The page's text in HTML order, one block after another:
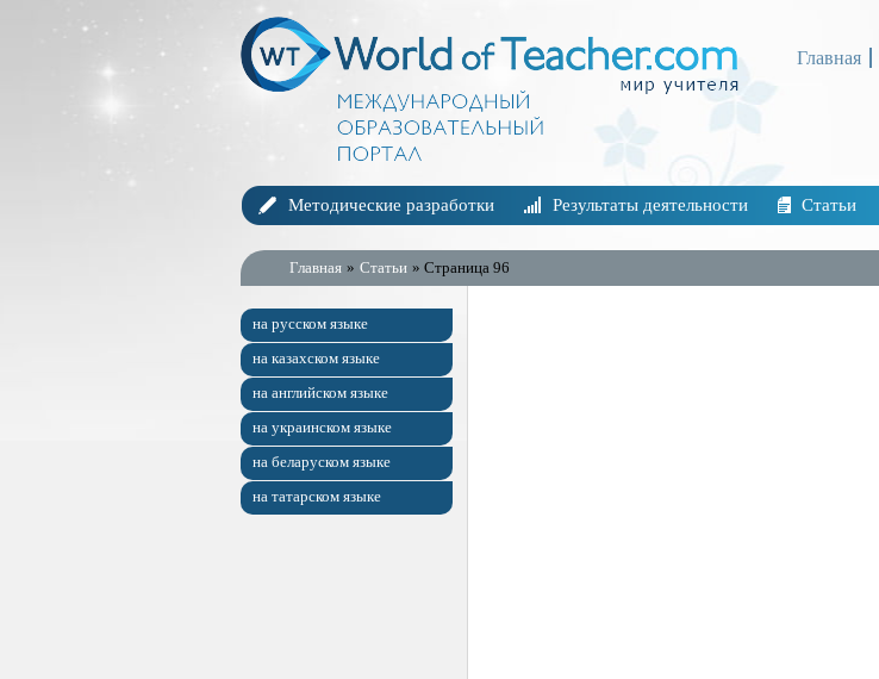
Главная
Методические разработки Результаты деятельности Статьи
Главная » Статьи » Страница 96
на русском языке
на казахском языке
на английском языке
на украинском языке
на беларуском языке
на татарском языке